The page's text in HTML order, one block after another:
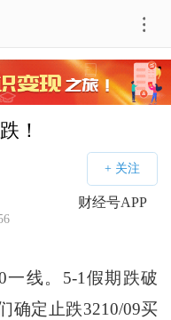
！
财经号APP
线。5-1假期跌破
确定止跌3210/09买